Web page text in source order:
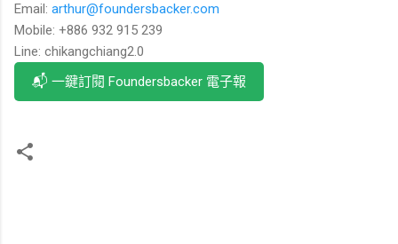
Email: arthur@foundersbacker.com
Mobile: +886 932 915 239
Line: chikangchiang2.0
📬 一鍵訂閱 Foundersbacker 電子報